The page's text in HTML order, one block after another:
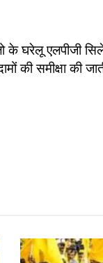
घरेलू एलपीजी
की समीक्षा की